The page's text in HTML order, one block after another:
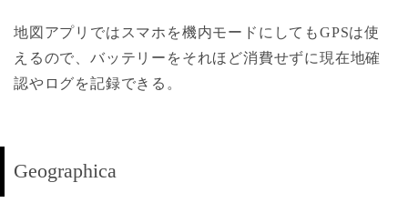
地図アプリではスマホを機内モードにしてもGPSは使
えるので、バッテリーをそれほど消費せずに現在地確
認やログを記録できる。
Geographica